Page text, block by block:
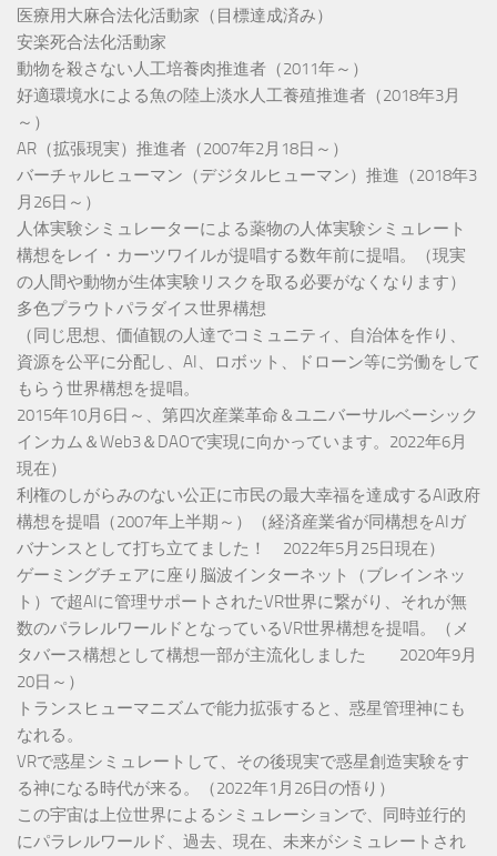
医療用大麻合法化活動家（目標達成済み）
安楽死合法化活動家
動物を殺さない人工培養肉推進者（2011年～）
好適環境水による魚の陸上淡水人工養殖推進者（2018年3月
～）
AR（拡張現実）推進者（2007年2月18日～）
バーチャルヒューマン（デジタルヒューマン）推進（2018年3
月26日～）
人体実験シミュレーターによる薬物の人体実験シミュレート
構想をレイ・カーツワイルが提唱する数年前に提唱。（現実
の人間や動物が生体実験リスクを取る必要がなくなります）
多色プラウトパラダイス世界構想
（同じ思想、価値観の人達でコミュニティ、自治体を作り、
資源を公平に分配し、AI、ロボット、ドローン等に労働をして
もらう世界構想を提唱。
2015年10月6日～、第四次産業革命＆ユニバーサルベーシック
インカム＆Web3＆DAOで実現に向かっています。2022年6月
現在）
利権のしがらみのない公正に市民の最大幸福を達成するAI政府
構想を提唱（2007年上半期～）（経済産業省が同構想をAIガ
バナンスとして打ち立てました！ 2022年5月25日現在）
ゲーミングチェアに座り脳波インターネット（ブレインネッ
ト）で超AIに管理サポートされたVR世界に繋がり、それが無
数のパラレルワールドとなっているVR世界構想を提唱。（メ
タバース構想として構想一部が主流化しました 2020年9月
20日～）
トランスヒューマニズムで能力拡張すると、惑星管理神にも
なれる。
VRで惑星シミュレートして、その後現実で惑星創造実験をす
る神になる時代が来る。（2022年1月26日の悟り）
この宇宙は上位世界によるシミュレーションで、同時並行的
にパラレルワールド、過去、現在、未来がシミュレートされ